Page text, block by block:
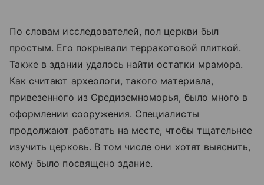
По словам исследователей, пол церкви был
простым. Его покрывали терракотовой плиткой.
Также в здании удалось найти остатки мрамора.
Как считают археологи, такого материала,
привезенного из Средиземноморья, было много в
оформлении сооружения. Специалисты
продолжают работать на месте, чтобы тщательнее
изучить церковь. В том числе они хотят выяснить,
кому было посвящено здание.